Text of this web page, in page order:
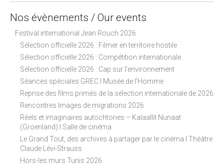
Nos évènements / Our events
Festival international Jean Rouch 2026
Sélection officielle 2026 : Filmer en territoire hostile
Sélection officielle 2026 : Compétition internationale
Sélection officielle 2026 : Cap sur l'environnement
Séances spéciales GREC I Musée de l'Homme
Reprise des films primés de la sélection internationale de 2026
Rencontres Images de migrations 2026
Réels et imaginaires autochtones – Kalaallit Nunaat
(Groenland) I Salle de cinéma
Le Grand Tout, des archives à partager par le cinéma I Théâtre
Claude Lévi-Strauss
Hors-les murs Tunis 2026